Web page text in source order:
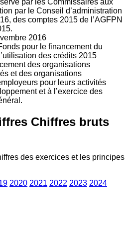
par les Commissaires aux
par le Conseil d’administration
des comptes 2015 de l’AGFPN
2016
pour le financement du
des crédits 2015
des organisations
et des organisations
pour leurs activités
et à l’exercice des
Chiffres bruts
des exercices et les principes
2020 2021 2022 2023 2024